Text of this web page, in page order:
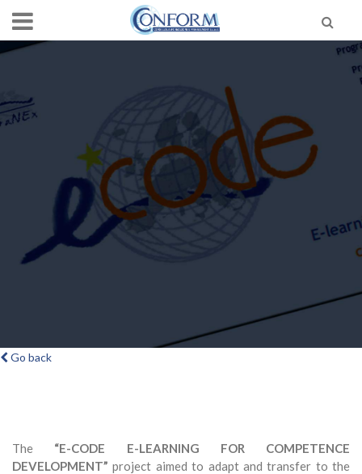
Go back
The “E-CODE E-LEARNING FOR COMPETENCE
DEVELOPMENT” project aimed to adapt and transfer to the